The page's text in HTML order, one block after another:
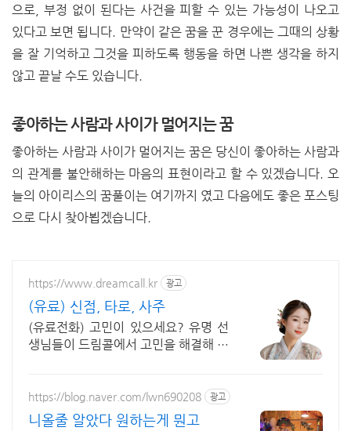
으로, 부정 없이 된다는 사건을 피할 수 있는 가능성이 나오고
있다고 보면 됩니다. 만약이 같은 꿈을 꾼 경우에는 그때의 상황
을 잘 기억하고 그것을 피하도록 행동을 하면 나쁜 생각을 하지
않고 끝날 수도 있습니다.
좋아하는 사람과 사이가 멀어지는 꿈
좋아하는 사람과 사이가 멀어지는 꿈은 당신이 좋아하는 사람과
의 관계를 불안해하는 마음의 표현이라고 할 수 있겠습니다. 오
늘의 아이리스의 꿈풀이는 여기까지 였고 다음에도 좋은 포스팅
으로 다시 찾아뵙겠습니다.
https://www.dreamcall.kr 광고
(유료) 신점, 타로, 사주
(유료전화) 고민이 있으세요? 유명 선
생님들이 드림콜에서 고민을 해결해 드
https://blog.naver.com/lwn690208 광고
니올줄 알았다 원하는게 뭔고